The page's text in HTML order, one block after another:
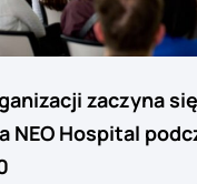
zaczyna
NEO Hospital